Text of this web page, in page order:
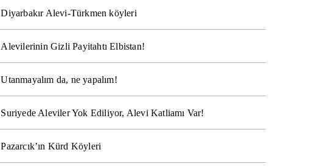
Diyarbakır Alevi-Türkmen köyleri
Alevilerinin Gizli Payitahtı Elbistan!
Utanmayalım da, ne yapalım!
Suriyede Aleviler Yok Ediliyor, Alevi Katliamı Var!
Pazarcık’ın Kürd Köyleri